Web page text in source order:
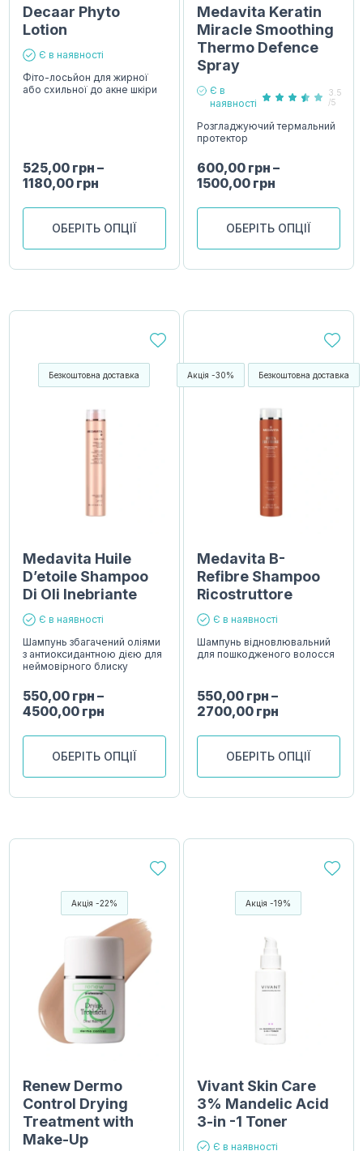
Decaar Phyto
Lotion
Є в наявності
Фіто-лосьйон для жирної
або схильної до акне шкіри
525,00 грн –
1180,00 грн
ОБЕРІТЬ ОПЦІЇ
Medavita Keratin
Miracle Smoothing
Thermo Defence
Spray
Є в
наявності
3.5
/5
Розгладжуючий термальний
протектор
600,00 грн –
1500,00 грн
ОБЕРІТЬ ОПЦІЇ
Безкоштовна доставка
Medavita Huile
D’etoile Shampoo
Di Oli Inebriante
Є в наявності
Шампунь збагачений оліями
з антиоксидантною дією для
неймовірного блиску
550,00 грн –
4500,00 грн
ОБЕРІТЬ ОПЦІЇ
Акція -30% Безкоштовна доставка
Medavita B-
Refibre Shampoo
Ricostruttore
Є в наявності
Шампунь відновлювальний
для пошкодженого волосся
550,00 грн –
2700,00 грн
ОБЕРІТЬ ОПЦІЇ
Акція -22%
Renew Dermo
Control Drying
Treatment with
Make-Up
Акція -19%
Vivant Skin Care
3% Mandelic Acid
3-in -1 Toner
Є в наявності